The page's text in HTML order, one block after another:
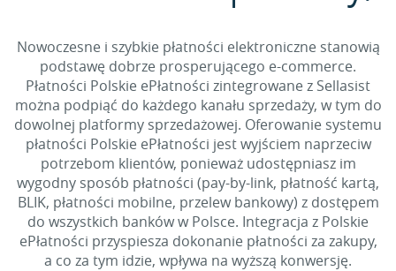
Nowoczesne i szybkie płatności elektroniczne stanowią
podstawę dobrze prosperującego e-commerce.
Płatności Polskie ePłatności zintegrowane z Sellasist
można podpiąć do każdego kanału sprzedaży, w tym do
dowolnej platformy sprzedażowej. Oferowanie systemu
płatności Polskie ePłatności jest wyjściem naprzeciw
potrzebom klientów, ponieważ udostępniasz im
wygodny sposób płatności (pay-by-link, płatność kartą,
BLIK, płatności mobilne, przelew bankowy) z dostępem
do wszystkich banków w Polsce. Integracja z Polskie
ePłatności przyspiesza dokonanie płatności za zakupy,
a co za tym idzie, wpływa na wyższą konwersję.